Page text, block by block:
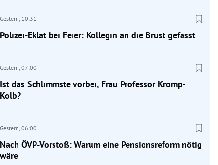
Gestern, 10:31
Polizei-Eklat bei Feier: Kollegin an die Brust gefasst
Gestern, 07:00
Ist das Schlimmste vorbei, Frau Professor Kromp-
Kolb?
Gestern, 06:00
Nach ÖVP-Vorstoß: Warum eine Pensionsreform nötig
wäre